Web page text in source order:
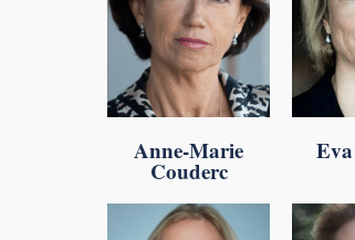
Anne-Marie
Couderc